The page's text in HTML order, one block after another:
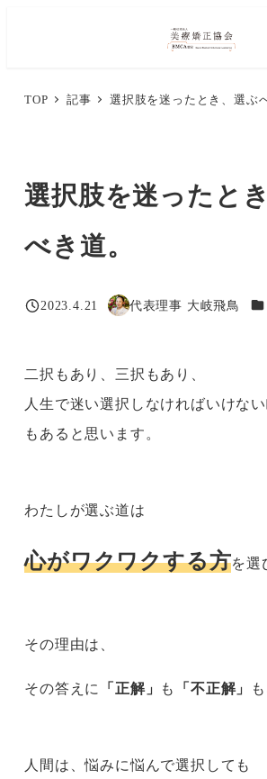
TOP 記事 選択肢を迷ったとき、選ぶ
選択肢を迷ったと
べき道。
投稿日
2023.4.21
著
代表理事 大岐飛鳥 カ
二択もあり、三択もあり、
人生で迷い選択しなければいけな
もあると思います。
わたしが選ぶ道は
心がワクワクする方を選
その理由は、
その答えに 「正解」 も 「不正解」
人間は、悩みに悩んで選択しても